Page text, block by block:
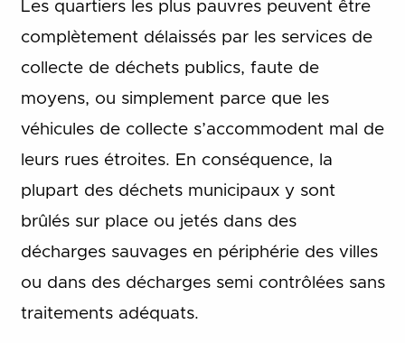
Les quartiers les plus pauvres peuvent être
complètement délaissés par les services de
collecte de déchets publics, faute de
moyens, ou simplement parce que les
véhicules de collecte s’accommodent mal de
leurs rues étroites. En conséquence, la
plupart des déchets municipaux y sont
brûlés sur place ou jetés dans des
décharges sauvages en périphérie des villes
ou dans des décharges semi contrôlées sans
traitements adéquats.